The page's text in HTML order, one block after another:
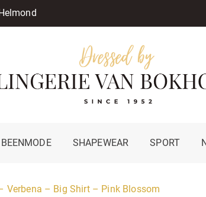
BEENMODE SHAPEWEAR SPORT
Verbena – Big Shirt – Pink Blossom